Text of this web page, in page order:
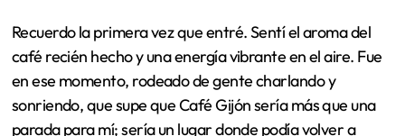
las conversaciones de mesa a mesa. El ambiente
acogedor de este café me hizo sentir como si formara
parte de una tradición que va más allá de la simple
bebida. Cada visita es una oportunidad para conectar
con la historia del lugar y con las personas que lo